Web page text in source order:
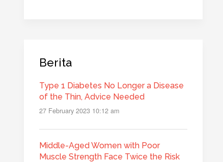
Berita
Type 1 Diabetes No Longer a Disease
of the Thin, Advice Needed
27 February 2023 10:12 am
Middle-Aged Women with Poor
Muscle Strength Face Twice the Risk